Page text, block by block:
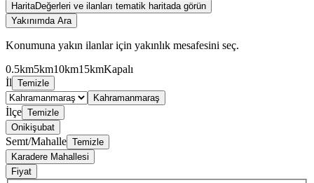
HaritaDeğerleri ve ilanları tematik haritada görün
Yakınımda Ara
Konumuna yakın ilanlar için yakınlık mesafesini seç.
0.5km5km10km15kmKapalı
İl Temizle
Kahramanmaraş
İlçe Temizle
Onikişubat
Semt/Mahalle Temizle
Karadere Mahallesi
Fiyat